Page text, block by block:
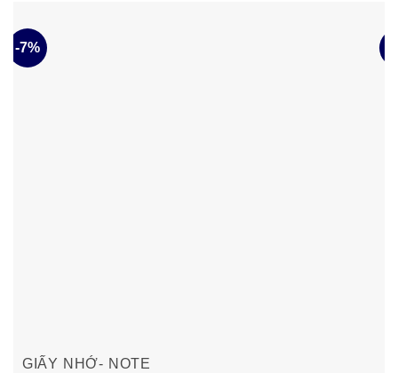
-7%
GIẤY NHỚ- NOTE